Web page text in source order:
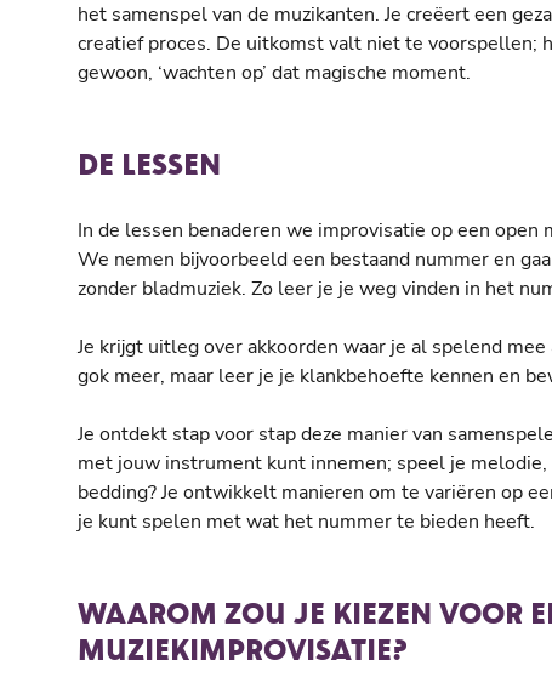
het samenspel van de muzikanten. Je creëert een
creatief proces. De uitkomst valt niet te voorspellen;
gewoon, ‘wachten op’ dat magische moment.
DE LESSEN
In de lessen benaderen we improvisatie op een
We nemen bijvoorbeeld een bestaand nummer en
zonder bladmuziek. Zo leer je je weg vinden in het
Je krijgt uitleg over akkoorden waar je al spelend
gok meer, maar leer je je klankbehoefte kennen en
Je ontdekt stap voor stap deze manier van
met jouw instrument kunt innemen; speel je
bedding? Je ontwikkelt manieren om te variëren op
je kunt spelen met wat het nummer te bieden heeft.
WAAROM ZOU JE KIEZEN VOOR
MUZIEKIMPROVISATIE?